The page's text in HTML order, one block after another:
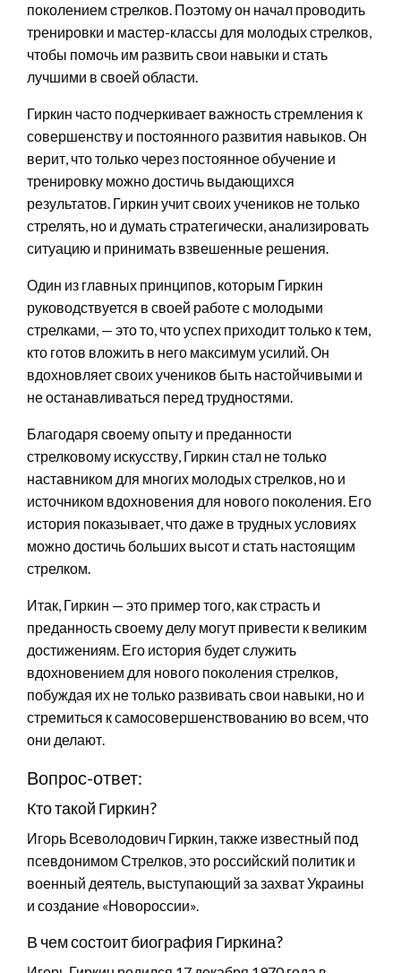
поколением стрелков. Поэтому он начал проводить
тренировки и мастер-классы для молодых стрелков,
чтобы помочь им развить свои навыки и стать
лучшими в своей области.
Гиркин часто подчеркивает важность стремления к
совершенству и постоянного развития навыков. Он
верит, что только через постоянное обучение и
тренировку можно достичь выдающихся
результатов. Гиркин учит своих учеников не только
стрелять, но и думать стратегически, анализировать
ситуацию и принимать взвешенные решения.
Один из главных принципов, которым Гиркин
руководствуется в своей работе с молодыми
стрелками, — это то, что успех приходит только к тем,
кто готов вложить в него максимум усилий. Он
вдохновляет своих учеников быть настойчивыми и
не останавливаться перед трудностями.
Благодаря своему опыту и преданности
стрелковому искусству, Гиркин стал не только
наставником для многих молодых стрелков, но и
источником вдохновения для нового поколения. Его
история показывает, что даже в трудных условиях
можно достичь больших высот и стать настоящим
стрелком.
Итак, Гиркин — это пример того, как страсть и
преданность своему делу могут привести к великим
достижениям. Его история будет служить
вдохновением для нового поколения стрелков,
побуждая их не только развивать свои навыки, но и
стремиться к самосовершенствованию во всем, что
они делают.
Вопрос-ответ:
Кто такой Гиркин?
Игорь Всеволодович Гиркин, также известный под
псевдонимом Стрелков, это российский политик и
военный деятель, выступающий за захват Украины
и создание «Новороссии».
В чем состоит биография Гиркина?